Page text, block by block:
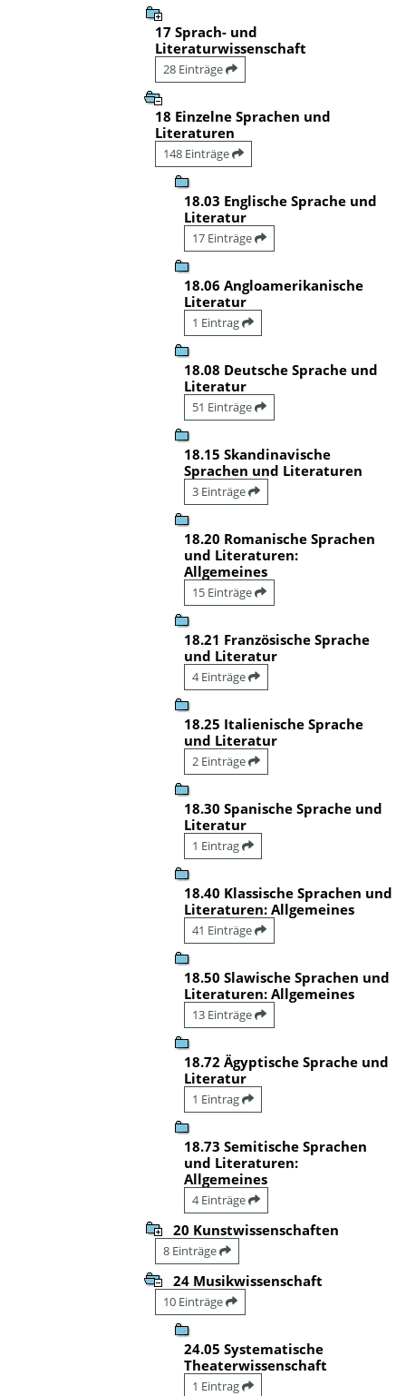
17 Sprach- und
Literaturwissenschaft
28 Einträge
18 Einzelne Sprachen und
Literaturen
148 Einträge
18.03 Englische Sprache und
Literatur
17 Einträge
18.06 Angloamerikanische
Literatur
1 Eintrag
18.08 Deutsche Sprache und
Literatur
51 Einträge
18.15 Skandinavische
Sprachen und Literaturen
3 Einträge
18.20 Romanische Sprachen
und Literaturen:
Allgemeines
15 Einträge
18.21 Französische Sprache
und Literatur
4 Einträge
18.25 Italienische Sprache
und Literatur
2 Einträge
18.30 Spanische Sprache und
Literatur
1 Eintrag
18.40 Klassische Sprachen und
Literaturen: Allgemeines
41 Einträge
18.50 Slawische Sprachen und
Literaturen: Allgemeines
13 Einträge
18.72 Ägyptische Sprache und
Literatur
1 Eintrag
18.73 Semitische Sprachen
und Literaturen:
Allgemeines
4 Einträge
20 Kunstwissenschaften
8 Einträge
24 Musikwissenschaft
10 Einträge
24.05 Systematische
Theaterwissenschaft
1 Eintrag